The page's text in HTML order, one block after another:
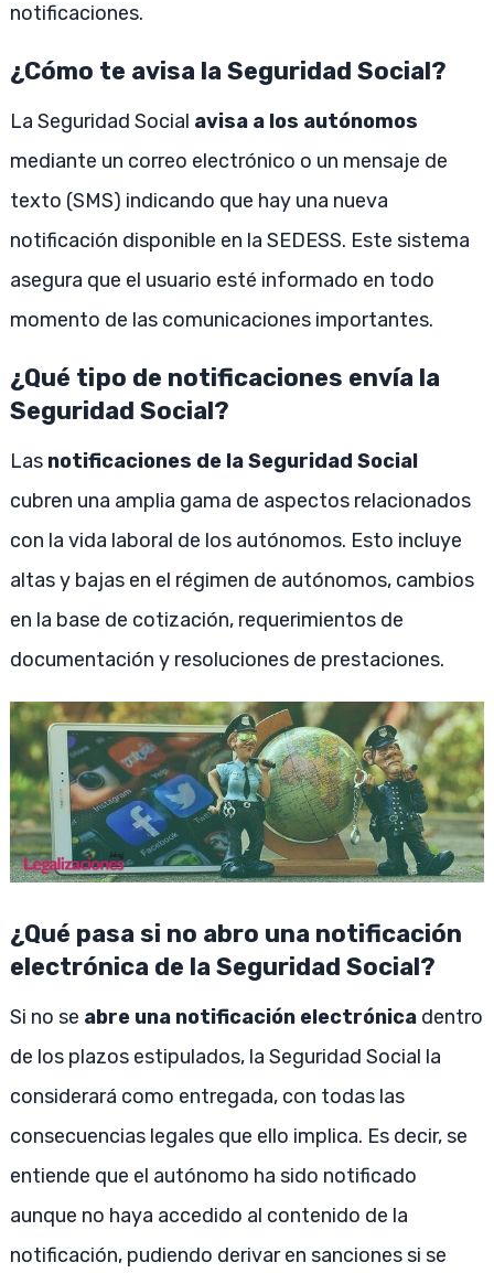
notificaciones.
¿Cómo te avisa la Seguridad Social?
La Seguridad Social avisa a los autónomos
mediante un correo electrónico o un mensaje de
texto (SMS) indicando que hay una nueva
notificación disponible en la SEDESS. Este sistema
asegura que el usuario esté informado en todo
momento de las comunicaciones importantes.
¿Qué tipo de notificaciones envía la
Seguridad Social?
Las notificaciones de la Seguridad Social
cubren una amplia gama de aspectos relacionados
con la vida laboral de los autónomos. Esto incluye
altas y bajas en el régimen de autónomos, cambios
en la base de cotización, requerimientos de
documentación y resoluciones de prestaciones.
¿Qué pasa si no abro una notificación
electrónica de la Seguridad Social?
Si no se abre una notificación electrónicadentro
de los plazos estipulados, la Seguridad Social la
considerará como entregada, con todas las
consecuencias legales que ello implica. Es decir, se
entiende que el autónomo ha sido notificado
aunque no haya accedido al contenido de la
notificación, pudiendo derivar en sanciones si se